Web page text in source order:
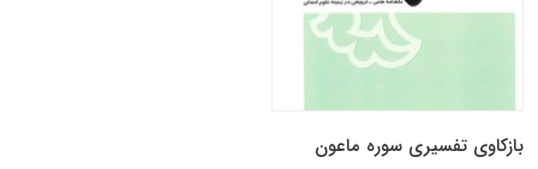
بازكاوى تفسيرى سوره ماعون